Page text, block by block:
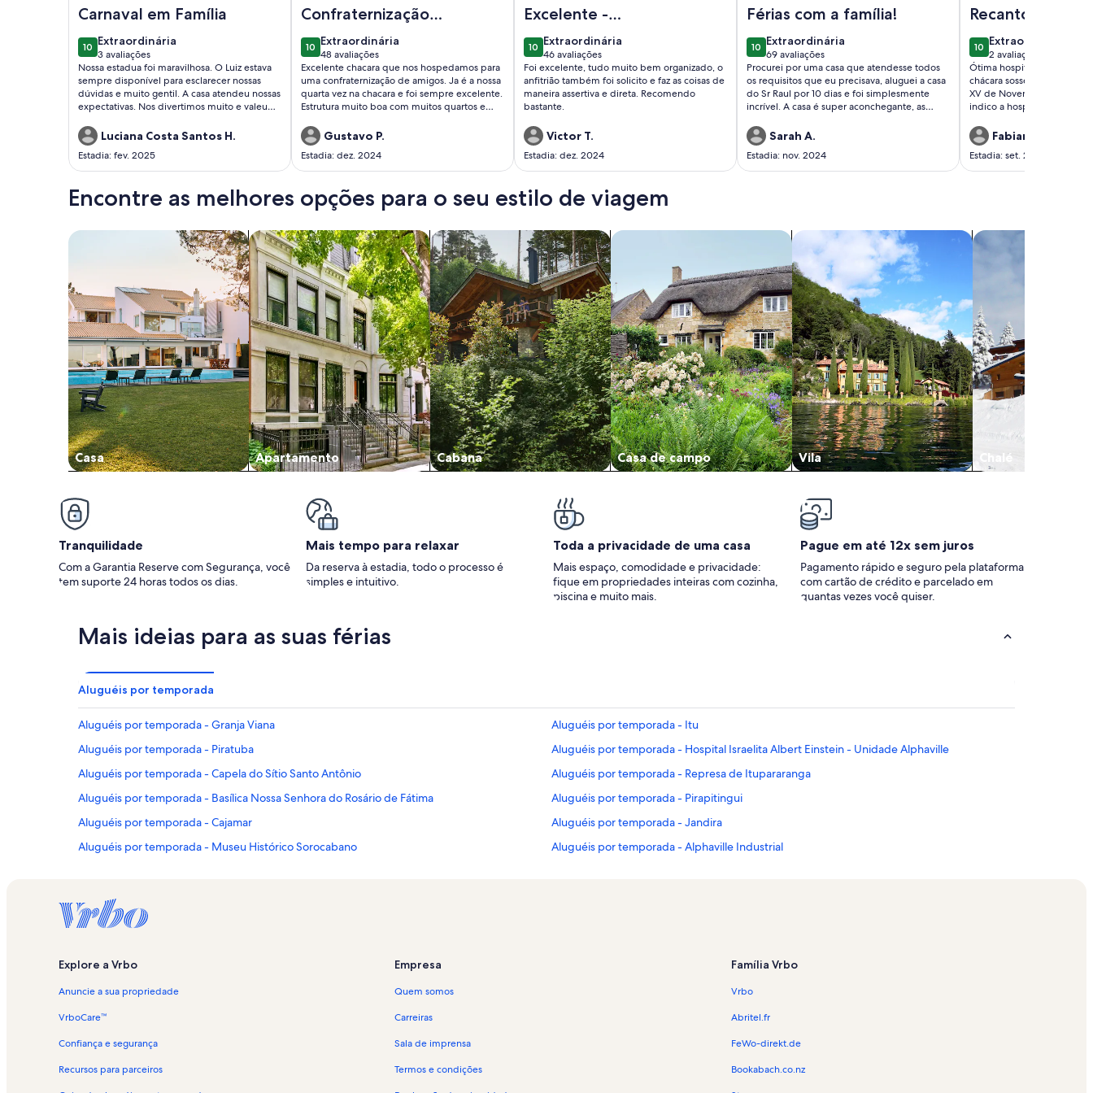
Carnaval em Família
1010 de 10
Extraordinária
extraordinária
3 avaliações
(3
avaliações)
Nossa estadua foi maravilhosa. O Luiz estava
sempre disponível para esclarecer nossas
dúvidas e muito gentil. A casa atendeu nossas
expectativas. Nos divertimos muito e valeu
com nossa escolha.
Luciana Costa Santos H.
Estadia: fev. 2025
Confraternização
de amigos
1010 de 10
Extraordinária
extraordinária
48 avaliações
(48
avaliações)
Excelente chacara que nos hospedamos para
uma confraternização de amigos. Ja é a nossa
quarta vez na chacara e foi sempre excelente.
Estrutura muito boa com muitos quartos e
solicito e com otima comunicação
Gustavo P.
Estadia: dez. 2024
Excelente -
recomendo
1010 de 10
Extraordinária
extraordinária
46 avaliações
(46
avaliações)
Foi excelente, tudo muito bem organizado, o
anfitrião também foi solicito e faz as coisas de
maneira assertiva e direta. Recomendo
bastante.
Victor T.
Estadia: dez. 2024
Férias com a família!
1010 de 10
Extraordinária
extraordinária
69 avaliações
(69
avaliações)
Procurei por uma casa que atendesse todos
os requisitos que eu precisava, aluguei a casa
do Sr Raul por 10 dias e foi simplesmente
incrível. A casa é super aconchegante, as
Na cozinha tem todos os utensílios
domésticas que precisamos para fazer as
refeições. O Sr Raul sempre muito prestativo
nos ajudou em tudo que precisamos. Com
Sarah A.
Estadia: nov. 2024
Recanto Feliz
1010 de 10
Extraordinária
extraordinária
2 avaliações
(2
avaliações)
Ótima hospitalidade, boas
chácara sossegada e
XV de Novembro e
indico a hospedagem.
Fabiana M.
Estadia: set. 2024
Encontre as melhores opções para o seu estilo de viagem
Casa
Busque casas
Apartamento
Busque apartamentos
Cabana
buscar cabanas
Casa de campo
buscar casas de campo
Vila
buscar vilas
Chalé
buscar chalés
Tranquilidade
Com a Garantia Reserve com Segurança, você
tem suporte 24 horas todos os dias.
Mais tempo para relaxar
Da reserva à estadia, todo o processo é
simples e intuitivo.
Toda a privacidade de uma casa
Mais espaço, comodidade e privacidade:
fique em propriedades inteiras com cozinha,
piscina e muito mais.
Pague em até 12x sem juros
Pagamento rápido e seguro pela plataforma
com cartão de crédito e parcelado em
quantas vezes você quiser.
Mais ideias para as suas férias
Aluguéis por temporada
Aluguéis por temporada - Granja Viana
Aluguéis por temporada - Itu
Aluguéis por temporada - Piratuba
Aluguéis por temporada - Hospital Israelita Albert Einstein - Unidade Alphaville
Aluguéis por temporada - Capela do Sítio Santo Antônio
Aluguéis por temporada - Represa de Itupararanga
Aluguéis por temporada - Basílica Nossa Senhora do Rosário de Fátima
Aluguéis por temporada - Pirapitingui
Aluguéis por temporada - Cajamar
Aluguéis por temporada - Jandira
Aluguéis por temporada - Museu Histórico Sorocabano
Aluguéis por temporada - Alphaville Industrial
Aluguéis por temporada - Terras de São José Golfe Clube
Aluguéis por temporada - Vinícola Góes
Aluguéis por temporada - Caucaia do Alto
Aluguéis por temporada - Votorantim
Aluguéis por temporada - Carapicuíba
Aluguéis por temporada - Lajeado do Salto
Aluguéis por temporada - Vista Verde Golf Club
Aluguéis por temporada - Museu de Cera
Aluguéis por temporada - Academia de Treinamento Espiritual de Ibiúna
Aluguéis por temporada - Boa Vargem Grande
Explore a Vrbo
Anuncie a sua propriedade
VrboCare™
Confiança e segurança
Recursos para parceiros
Empresa
Quem somos
Carreiras
Sala de imprensa
Termos e condições
Família Vrbo
Vrbo
Abritel.fr
FeWo-direkt.de
Bookabach.co.nz